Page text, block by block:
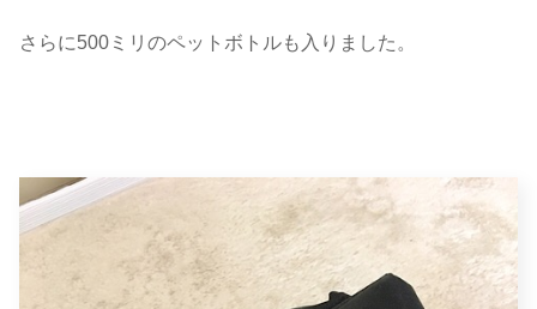
さらに500ミリのペットボトルも入りました。